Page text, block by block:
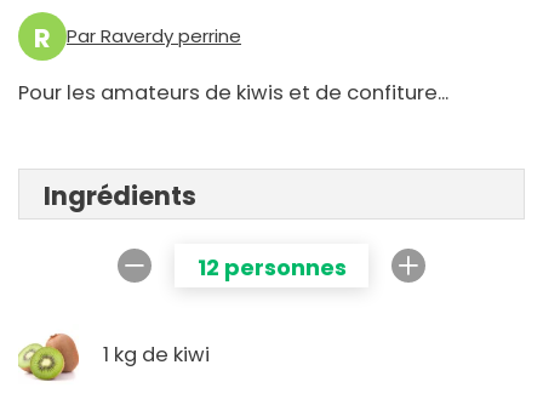
R Par Raverdy perrine
Pour les amateurs de kiwis et de confiture...
Ingrédients
12 personnes
1 kg de kiwi